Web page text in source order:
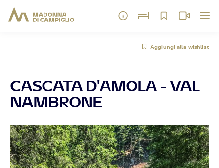
Aggiungi alla wishlist
CASCATA D'AMOLA - VAL
NAMBRONE